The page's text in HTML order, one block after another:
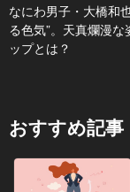
なにわ男子・大橋和
る色気”。天真爛漫な
ップとは？
おすすめ記事